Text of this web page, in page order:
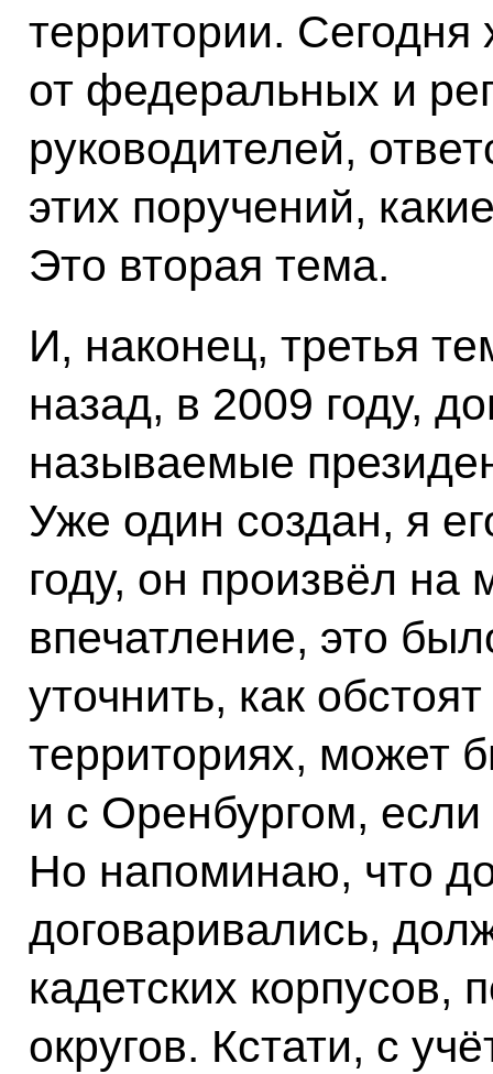
территории.
от федеральных и
руководителей,
этих поручений,
Это вторая тема.
И, наконец, третья
назад, в 2009 году,
называемые
Уже один создан, я
году, он произвёл
впечатление, это
уточнить, как
территориях, может
и с Оренбургом, если
Но напоминаю, что
договаривались,
кадетских
округов. Кстати, с